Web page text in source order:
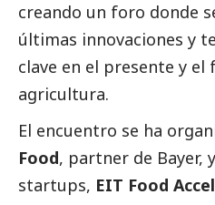
creando un foro donde
últimas innovaciones y
clave en el presente y el
agricultura.
El encuentro se ha
Food, partner de Bayer,
startups, EIT Food